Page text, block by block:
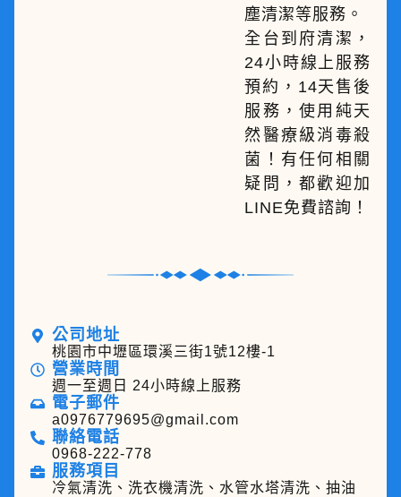
塵清潔等服務。
全台到府清潔，
24小時線上服務
預約，14天售後
服務，使用純天
然醫療級消毒殺
菌！有任何相關
疑問，都歡迎加
LINE免費諮詢！
公司地址
桃園市中壢區環溪三街1號12樓-1
營業時間
週一至週日 24小時線上服務
電子郵件
a0976779695@gmail.com
聯絡電話
0968-222-778
服務項目
冷氣清洗、洗衣機清洗、水管水塔清洗、抽油